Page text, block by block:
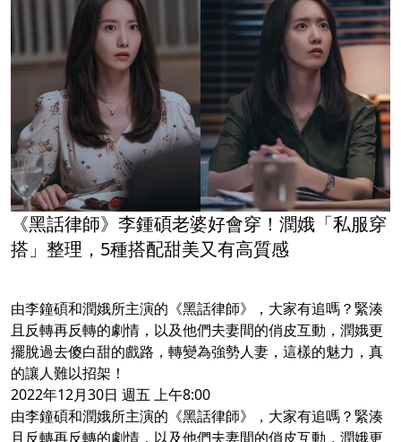
《黑話律師》李鍾碩老婆好會穿！潤娥「私服穿
搭」整理，5種搭配甜美又有高質感
由李鐘碩和潤娥所主演的《黑話律師》，大家有追嗎？緊湊
且反轉再反轉的劇情，以及他們夫妻間的俏皮互動，潤娥更
擺脫過去傻白甜的戲路，轉變為強勢人妻，這樣的魅力，真
的讓人難以招架！
2022年12月30日 週五 上午8:00
由李鐘碩和潤娥所主演的《黑話律師》，大家有追嗎？緊湊
且反轉再反轉的劇情，以及他們夫妻間的俏皮互動，潤娥更